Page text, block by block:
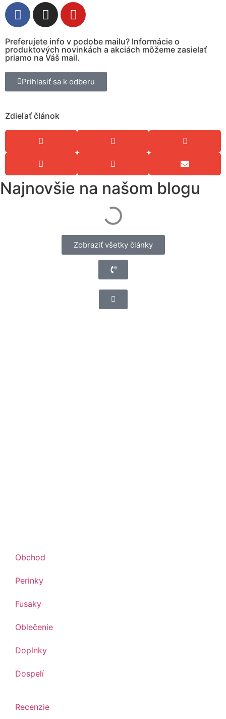
Preferujete info v podobe mailu? Informácie o
produktových novinkách a akciách môžeme zasielať
priamo na Váš mail.
Prihlasiť sa k odberu
Zdieľať článok
Najnovšie na našom blogu
Zobraziť všetky články
Obchod
Perinky
Fusaky
Oblečenie
Doplnky
Dospelí
Recenzie